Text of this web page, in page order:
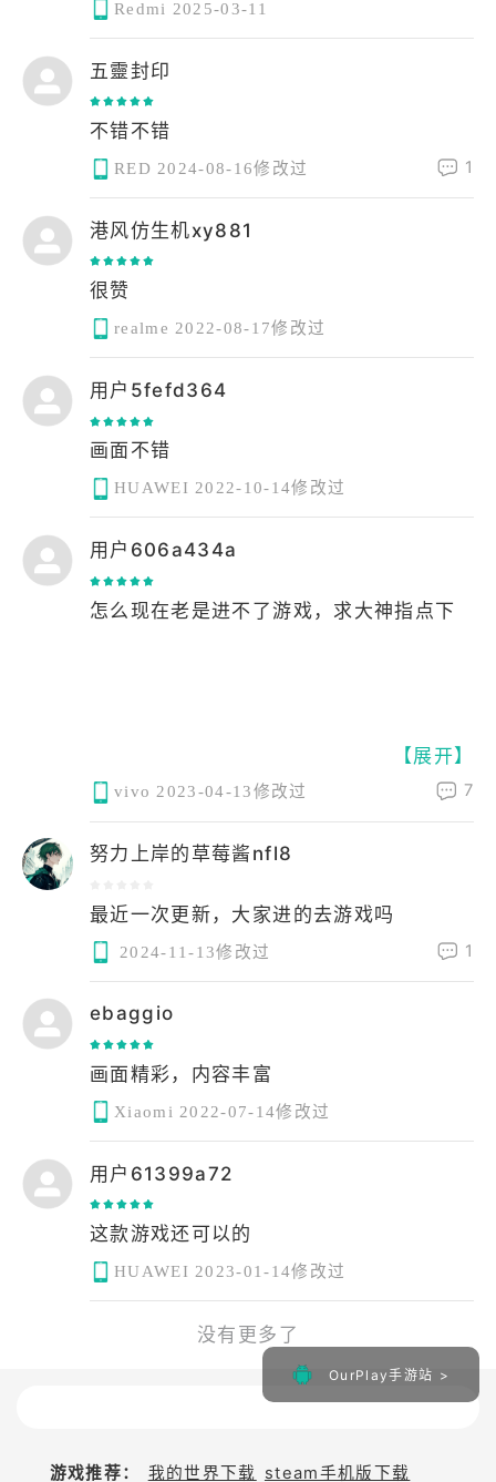
Redmi 2025-03-11
五靈封印
不错不错
RED 2024-08-16修改过 1
港风仿生机xy881
很赞
realme 2022-08-17修改过
用户5fefd364
画面不错
HUAWEI 2022-10-14修改过
用户606a434a
怎么现在老是进不了游戏，求大神指点下
【展开】
vivo 2023-04-13修改过 7
努力上岸的草莓酱nfl8
最近一次更新，大家进的去游戏吗
2024-11-13修改过 1
ebaggio
画面精彩，内容丰富
Xiaomi 2022-07-14修改过
用户61399a72
这款游戏还可以的
HUAWEI 2023-01-14修改过
没有更多了
OurPlay手游站 >
游戏推荐： 我的世界下载 steam手机版下载